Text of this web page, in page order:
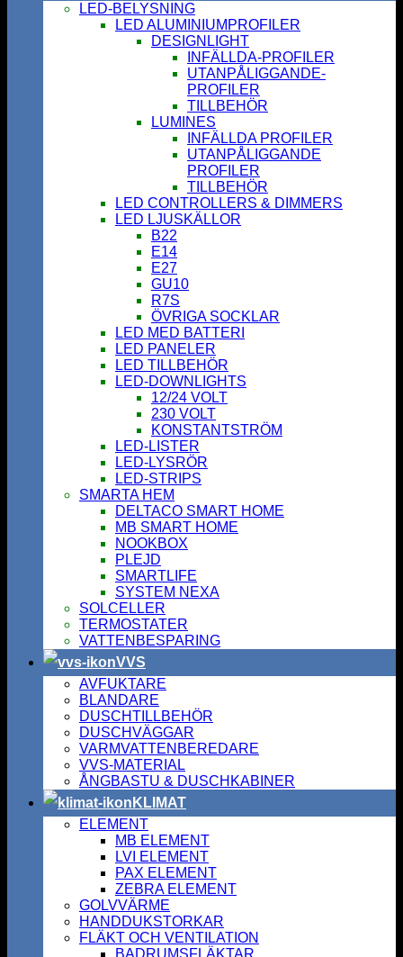
LED-BELYSNING
LED ALUMINIUMPROFILER
DESIGNLIGHT
INFÄLLDA-PROFILER
UTANPÅLIGGANDE-
PROFILER
TILLBEHÖR
LUMINES
INFÄLLDA PROFILER
UTANPÅLIGGANDE
PROFILER
TILLBEHÖR
LED CONTROLLERS & DIMMERS
LED LJUSKÄLLOR
B22
E14
E27
GU10
R7S
ÖVRIGA SOCKLAR
LED MED BATTERI
LED PANELER
LED TILLBEHÖR
LED-DOWNLIGHTS
12/24 VOLT
230 VOLT
KONSTANTSTRÖM
LED-LISTER
LED-LYSRÖR
LED-STRIPS
SMARTA HEM
DELTACO SMART HOME
MB SMART HOME
NOOKBOX
PLEJD
SMARTLIFE
SYSTEM NEXA
SOLCELLER
TERMOSTATER
VATTENBESPARING
VVS
AVFUKTARE
BLANDARE
DUSCHTILLBEHÖR
DUSCHVÄGGAR
VARMVATTENBEREDARE
VVS-MATERIAL
ÅNGBASTU & DUSCHKABINER
KLIMAT
ELEMENT
MB ELEMENT
LVI ELEMENT
PAX ELEMENT
ZEBRA ELEMENT
GOLVVÄRME
HANDDUKSTORKAR
FLÄKT OCH VENTILATION
BADRUMSFLÄKTAR